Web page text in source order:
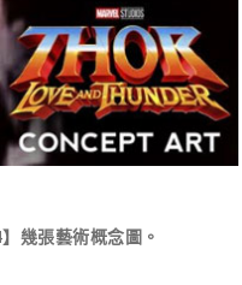
幾張藝術概念圖。